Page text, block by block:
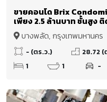
ขายคอนโด Brix
เพียง 2.5 ล้านบาท ชั้นสูง ติ
บางพลัด, กรุงเทพมหานคร
- (ตร.ว.)
28.72
1
1 -